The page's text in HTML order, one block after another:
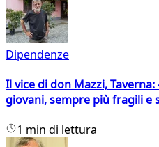
Dipendenze
Il vice di don Mazzi,
giovani, sempre più fragili e
1 min di lettura